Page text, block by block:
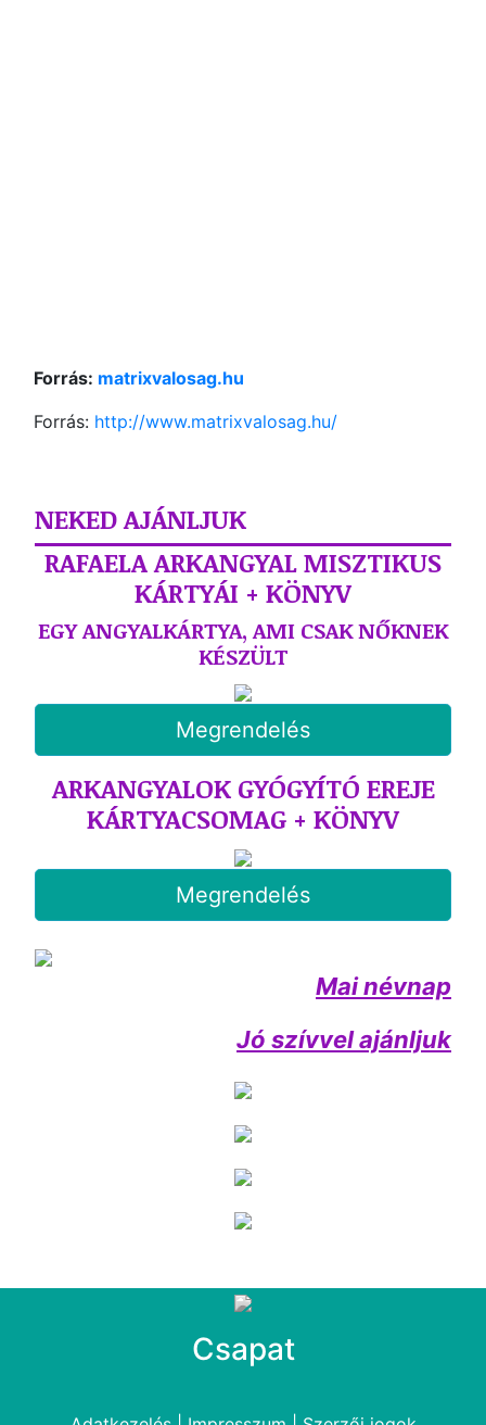
Forrás: matrixvalosag.hu
Forrás: http://www.matrixvalosag.hu/
NEKED AJÁNLJUK
RAFAELA ARKANGYAL MISZTIKUS
KÁRTYÁI + KÖNYV
EGY ANGYALKÁRTYA, AMI CSAK NŐKNEK
KÉSZÜLT
Megrendelés
ARKANGYALOK GYÓGYÍTÓ EREJE
KÁRTYACSOMAG + KÖNYV
Megrendelés
Mai névnap
Jó szívvel ajánljuk
Csapat